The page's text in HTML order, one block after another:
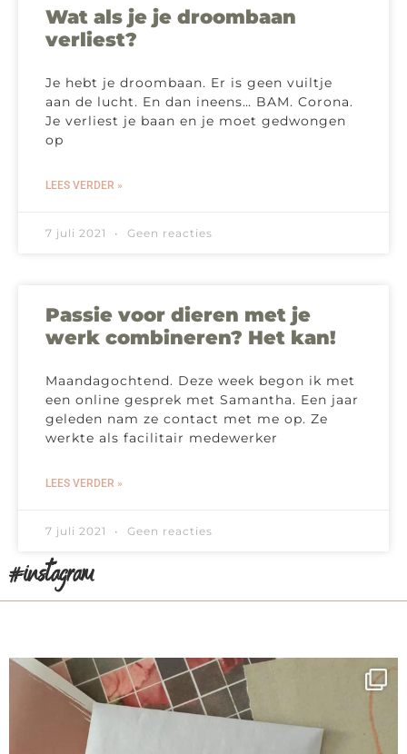
Wat als je je droombaan
verliest?
Je hebt je droombaan. Er is geen vuiltje
aan de lucht. En dan ineens… BAM. Corona.
Je verliest je baan en je moet gedwongen
op
LEES VERDER »
7 juli 2021 Geen reacties
Passie voor dieren met je
werk combineren? Het kan!
Maandagochtend. Deze week begon ik met
een online gesprek met Samantha. Een jaar
geleden nam ze contact met me op. Ze
werkte als facilitair medewerker
LEES VERDER »
7 juli 2021 Geen reacties
#instagram